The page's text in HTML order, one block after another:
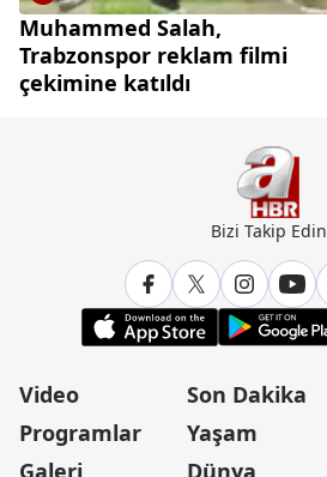
Muhammed Salah,
Trabzonspor reklam filmi
çekimine katıldı
Bizi Takip Edin
Video
Programlar
Son Dakika
Yaşam